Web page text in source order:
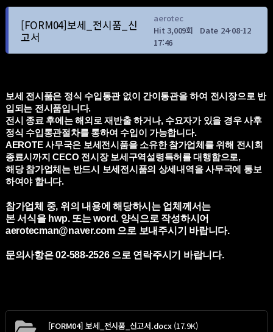
[FORM04]보세_전시품_신
고서
aerotec
Hit 3,009회
Date 24-08-12
17:46
보세 전시품은 정식 수입통관 없이 간이통관을 하여 전시장으로 반
입되는 전시품입니다.
전시 종료 후에는 해외로 재반출 하거나, 수요자가 있을 경우 사후
정식 수입통관절차를 통하여 수입이 가능합니다.
AEROTE사무국은 보세전시품을 소유한 참가업체를 위해 전시회
종료시까지CECO 전시장 보세구역설령특허를 대행함으로,
해당 참가업체는 반드시 보세전시품의 상세내역을 사무국에 통보
하여야 합니다.
참가업체 중, 위의 내용에 해당하시는 업체께서는
본 서식을 hwp. 또는 word. 양식으로 작성하시어
aerotecman@naver.com 으로 보내주시기 바랍니다.
문의사항은 02-588-2526 으로 연락주시기 바랍니다.
[FORM04] 보세_전시품_신고서.docx(17.9K)